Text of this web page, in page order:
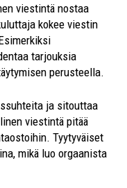
viestintä nostaa
kokee viestin
tarjouksia
perusteella.
ja sitouttaa
viestintä pitää
Tyytyväiset
mikä luo orgaanista